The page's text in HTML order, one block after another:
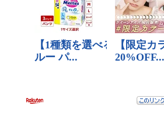
第3章 ブラジル生活をもっと楽しもう！
ブラジルのイベント6選 ～観光でも参加
第4章 ブラジル社会を知ろう！